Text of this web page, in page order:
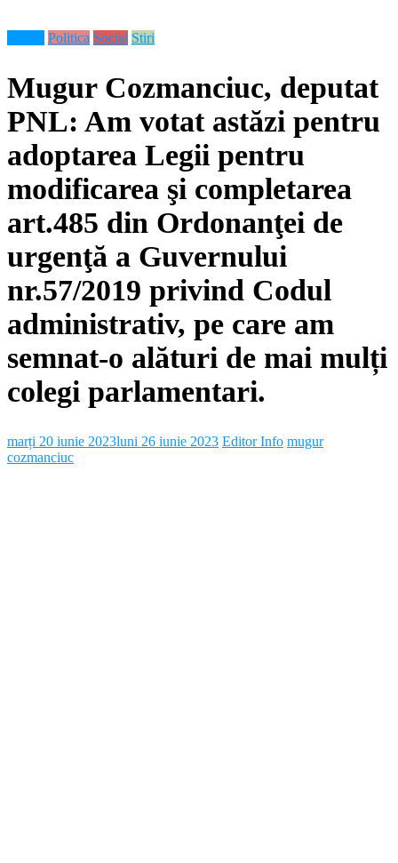
Politica Social Stiri
Mugur Cozmanciuc, deputat
PNL: Am votat astăzi pentru
adoptarea Legii pentru
modificarea şi completarea
art.485 din Ordonanţei de
urgenţă a Guvernului
nr.57/2019 privind Codul
administrativ, pe care am
semnat-o alături de mai mulți
colegi parlamentari.
marți 20 iunie 2023luni 26 iunie 2023 Editor Info mugur
cozmanciuc